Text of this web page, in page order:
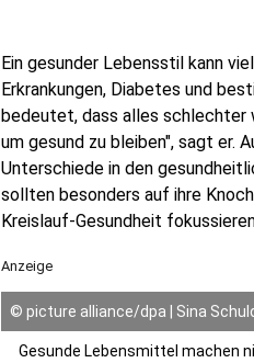
Ein gesunder Lebensstil kann
Erkrankungen, Diabetes und
bedeutet, dass alles schlechter
um gesund zu bleiben", sagt er.
Unterschiede in den
sollten besonders auf ihre
Kreislauf-Gesundheit
Anzeige
© picture alliance/dpa | Sina
Gesunde Lebensmittel machen